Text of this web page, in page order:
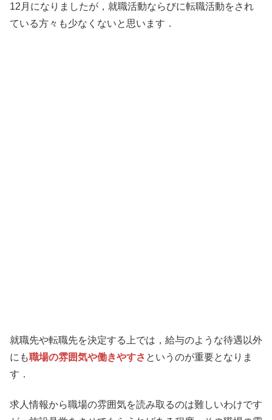
12月になりましたが，就職活動ならびに転職活動をされ
ている方々も少なくないと思います．
就職先や転職先を決定する上では，給与のような待遇以外
にも職場の雰囲気や働きやすさ というのが重要となりま
す．
求人情報から職場の雰囲気を読み取るのは難しいわけです